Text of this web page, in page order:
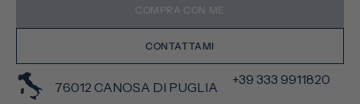
COMPRA CON ME
CONTATTAMI
76012 CANOSA DI PUGLIA +39 333 9911820